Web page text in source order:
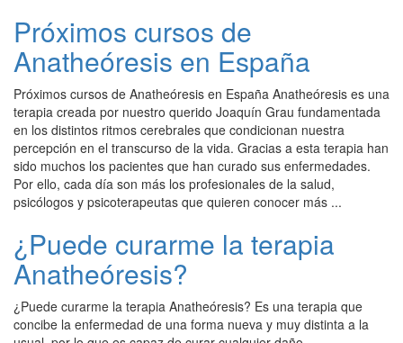
Próximos cursos de
Anatheóresis en España
Próximos cursos de Anatheóresis en España Anatheóresis es una
terapia creada por nuestro querido Joaquín Grau fundamentada
en los distintos ritmos cerebrales que condicionan nuestra
percepción en el transcurso de la vida. Gracias a esta terapia han
sido muchos los pacientes que han curado sus enfermedades.
Por ello, cada día son más los profesionales de la salud,
psicólogos y psicoterapeutas que quieren conocer más ...
¿Puede curarme la terapia
Anatheóresis?
¿Puede curarme la terapia Anatheóresis? Es una terapia que
concibe la enfermedad de una forma nueva y muy distinta a la